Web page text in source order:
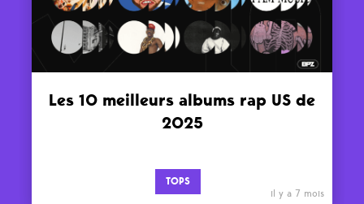
Les 10 meilleurs albums rap US de
2025
TOPS
il y a 7 mois